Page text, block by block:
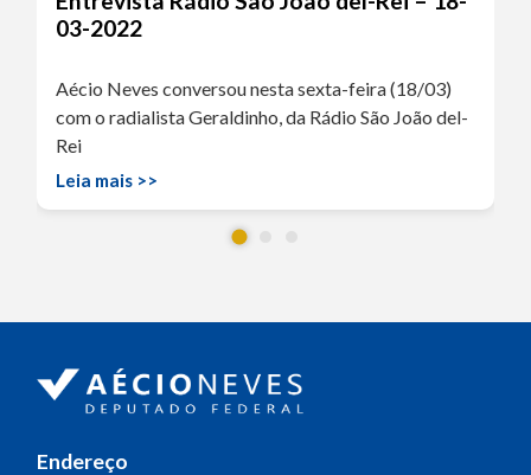
03-2022
Aécio Neves conversou nesta sexta-feira (18/03)
com o radialista Geraldinho, da Rádio São João del-
Rei
Leia mais >>
Endereço